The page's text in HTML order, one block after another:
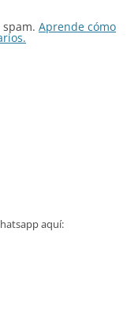
Aprende cómo
aquí: